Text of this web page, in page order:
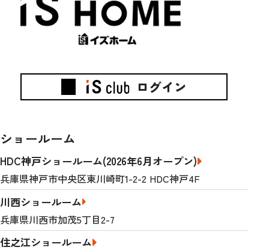
ログイン
ショールーム
HDC神戸ショールーム(2026年6月オープン)
兵庫県神戸市中央区東川崎町1-2-2 HDC神戸4F
川西ショールーム
兵庫県川西市加茂5丁目2-7
住之江ショールーム